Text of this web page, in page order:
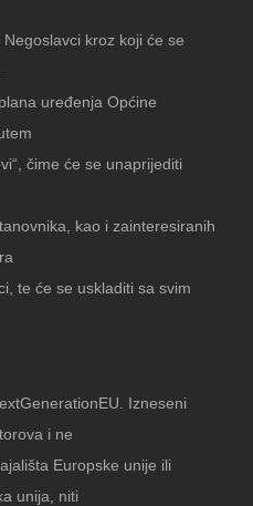
Negoslavci kroz koji će se
uređenja Općine
čime će se unaprijediti
kao i zainteresiranih
te će se uskladiti sa svim
Izneseni
i ne
Europske unije ili
unija, niti